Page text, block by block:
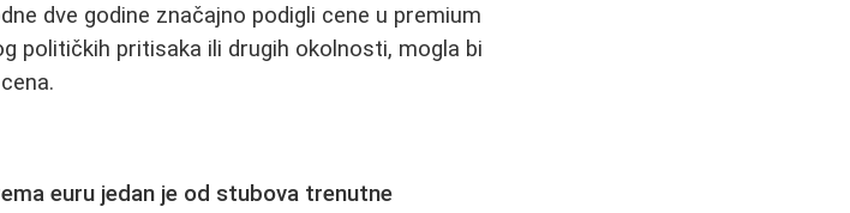
dve godine značajno podigli cene u premium
političkih pritisaka ili drugih okolnosti, mogla bi
euru jedan je od stubova trenutne